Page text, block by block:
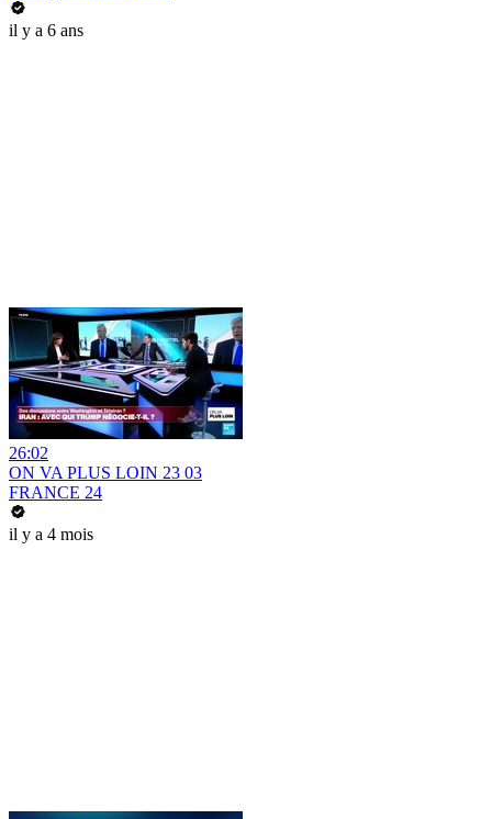
il y a 6 ans
26:02
ON VA PLUS LOIN 23 03
FRANCE 24
il y a 4 mois